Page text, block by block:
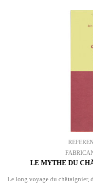
LE MYTHE DU
Le long voyage du châtaignier,